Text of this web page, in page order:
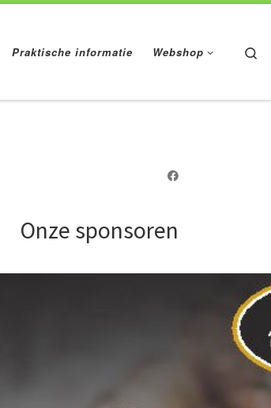
Praktische informatie Webshop
Onze sponsoren